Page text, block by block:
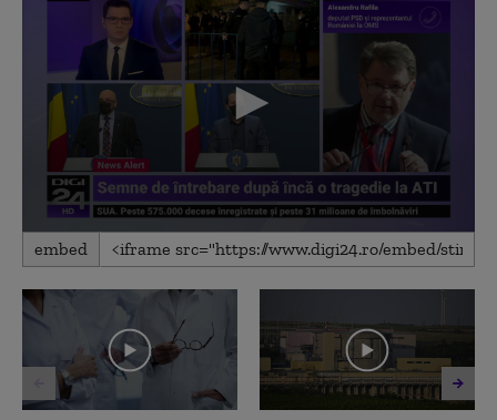
0
seconds
1
minute,
embed